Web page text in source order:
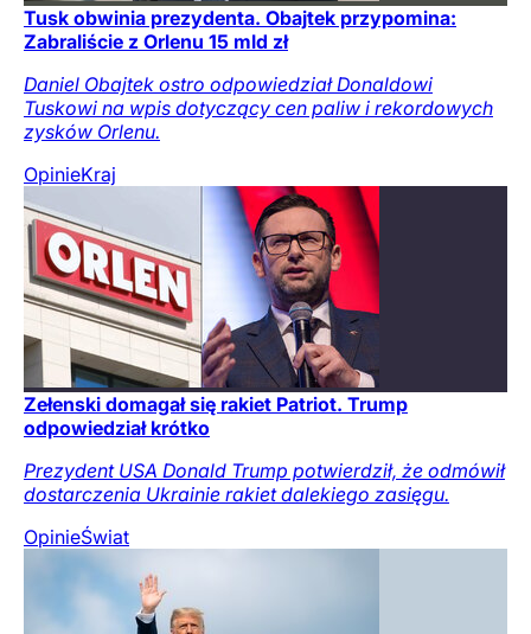
Tusk obwinia prezydenta. Obajtek przypomina:
Zabraliście z Orlenu 15 mld zł
Daniel Obajtek ostro odpowiedział Donaldowi
Tuskowi na wpis dotyczący cen paliw i rekordowych
zysków Orlenu.
OpinieKraj
Zełenski domagał się rakiet Patriot. Trump
odpowiedział krótko
Prezydent USA Donald Trump potwierdził, że odmówił
dostarczenia Ukrainie rakiet dalekiego zasięgu.
OpinieŚwiat